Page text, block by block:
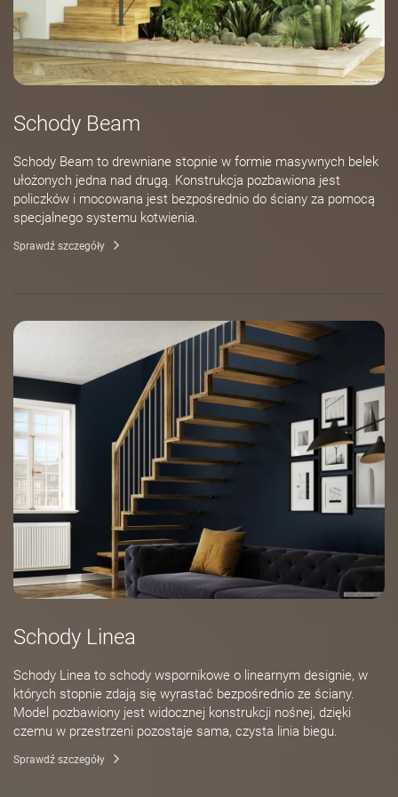
Schody Beam
Schody Beam to drewniane stopnie w formie masywnych belek
ułożonych jedna nad drugą. Konstrukcja pozbawiona jest
policzków i mocowana jest bezpośrednio do ściany za pomocą
specjalnego systemu kotwienia.
Sprawdź szczegóły
Schody Linea
Schody Linea to schody wspornikowe o linearnym designie, w
których stopnie zdają się wyrastać bezpośrednio ze ściany.
Model pozbawiony jest widocznej konstrukcji nośnej, dzięki
czemu w przestrzeni pozostaje sama, czysta linia biegu.
Sprawdź szczegóły